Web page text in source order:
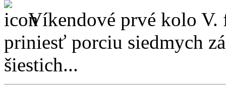
Víkendové prvé kolo
priniesť porciu siedmych
šiestich...